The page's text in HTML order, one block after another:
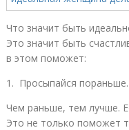
Что значит быть
Это значит быть
в этом поможет:
1. Просыпайся пораньше.
Чем раньше, тем лучше.
Это не только поможет